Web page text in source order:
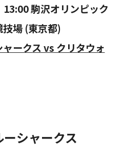
駒沢オリンピック
場 (東京都)
ークス vs クリタウォ
シャークス